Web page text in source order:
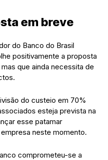
em breve
do Banco do Brasil
positivamente a proposta
que ainda necessita de
do custeio em 70%
esteja prevista na
esse patamar
neste momento.
comprometeu-se a